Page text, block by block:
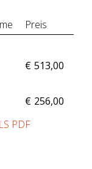
Preis
€ 513,00
€ 256,00
PDF